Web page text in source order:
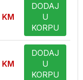
KM
DODAJ
U
KORPU
KM
DODAJ
U
KORPU